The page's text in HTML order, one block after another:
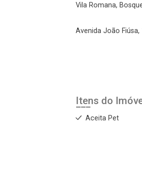
Vila Romana,
Avenida João
Itens do
Aceita Pet